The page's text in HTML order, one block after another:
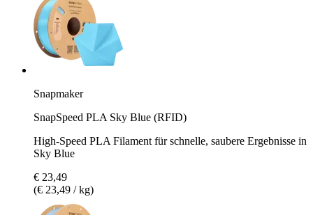
Snapmaker
SnapSpeed PLA Sky Blue (RFID)
High-Speed PLA Filament für schnelle, saubere Ergebnisse in
Sky Blue
€ 23,49
(€ 23,49 / kg)